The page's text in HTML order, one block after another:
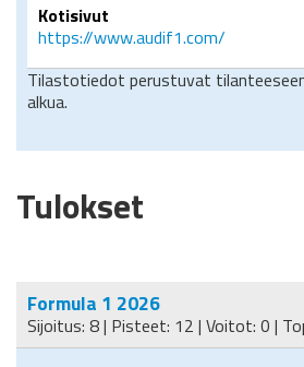
Kotisivut
https://www.audif1.com/
Tilastotiedot perustuvat
alkua.
Tulokset
Formula 1 2026
Sijoitus: 8 | Pisteet: 12 | Voitot: 0 |